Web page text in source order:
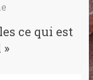
ce qui est